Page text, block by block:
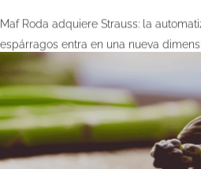
Maf Roda adquiere Strauss: la
espárragos entra en una nueva